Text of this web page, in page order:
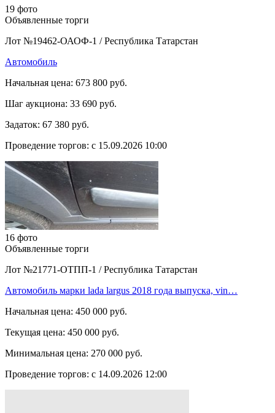
19 фото
Объявленные торги
Лот №19462-ОАОФ-1 / Республика Татарстан
Автомобиль
Начальная цена: 673 800 руб.
Шаг аукциона: 33 690 руб.
Задаток: 67 380 руб.
Проведение торгов: с 15.09.2026 10:00
16 фото
Объявленные торги
Лот №21771-ОТПП-1 / Республика Татарстан
Автомобиль марки lada largus 2018 года выпуска, vin…
Начальная цена: 450 000 руб.
Текущая цена: 450 000 руб.
Минимальная цена: 270 000 руб.
Проведение торгов: с 14.09.2026 12:00